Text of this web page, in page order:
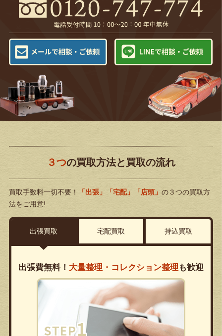
３つの買取方法と買取の流れ
買取手数料一切不要！ 「出張」「宅配」「店頭」 の３つの買取方
法をご用意!
出張買取 宅配買取 持込買取
出張費無料！ 大量整理・コレクション整理 も歓迎